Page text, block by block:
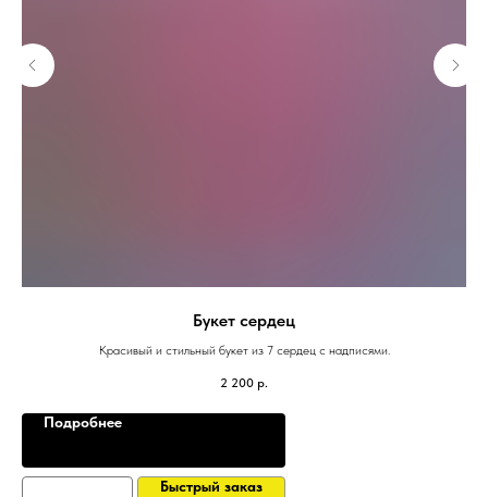
Букет сердец
Красивый и стильный букет из 7 сердец с надписями.
2 200 р.
Подробнее
Быстрый заказ